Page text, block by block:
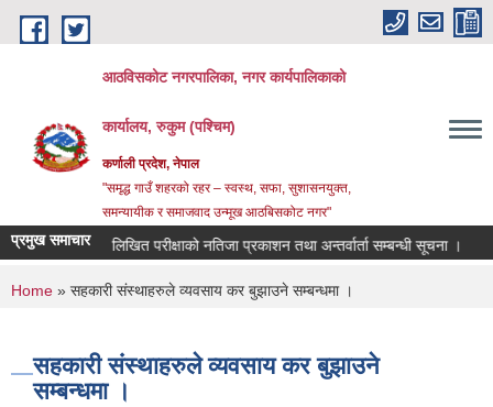
Skip to main content
आठविसकोट नगरपालिका, नगर कार्यपालिकाको
कार्यालय, रुकुम (पश्चिम)
कर्णाली प्रदेश, नेपाल
"समृद्ध गाउँ शहरको रहर – स्वस्थ, सफा, सुशासनयुक्त,
समन्यायीक र समाजवाद उन्मूख आठबिसकोट नगर"
प्रमुख समाचार
। लिखित परीक्षाको नतिजा प्रकाशन तथा अन्तर्वार्ता सम्बन्धी सूचना । दररेट
You are here
Home » सहकारी संस्थाहरुले व्यवसाय कर बुझाउने सम्बन्धमा ।
सहकारी संस्थाहरुले व्यवसाय कर बुझाउने
सम्बन्धमा ।